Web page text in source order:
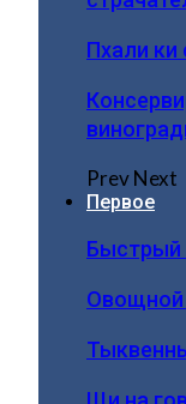
Пхали ки
PrevNext
Первое
Быстрый
Овощной